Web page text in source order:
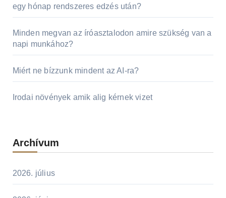
egy hónap rendszeres edzés után?
Minden megvan az íróasztalodon amire szükség van a
napi munkához?
Miért ne bízzunk mindent az AI-ra?
Irodai növények amik alig kérnek vizet
Archívum
2026. július